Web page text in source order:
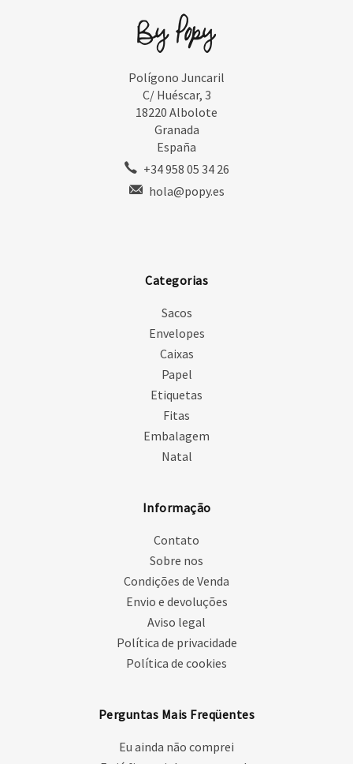
Polígono Juncaril
C/ Huéscar, 3
18220 Albolote
Granada
España
+34 958 05 34 26
hola@popy.es
Categorias
Sacos
Envelopes
Caixas
Papel
Etiquetas
Fitas
Embalagem
Natal
Informação
Contato
Sobre nos
Condições de Venda
Envio e devoluções
Aviso legal
Política de privacidade
Política de cookies
Perguntas Mais Freqüentes
Eu ainda não comprei